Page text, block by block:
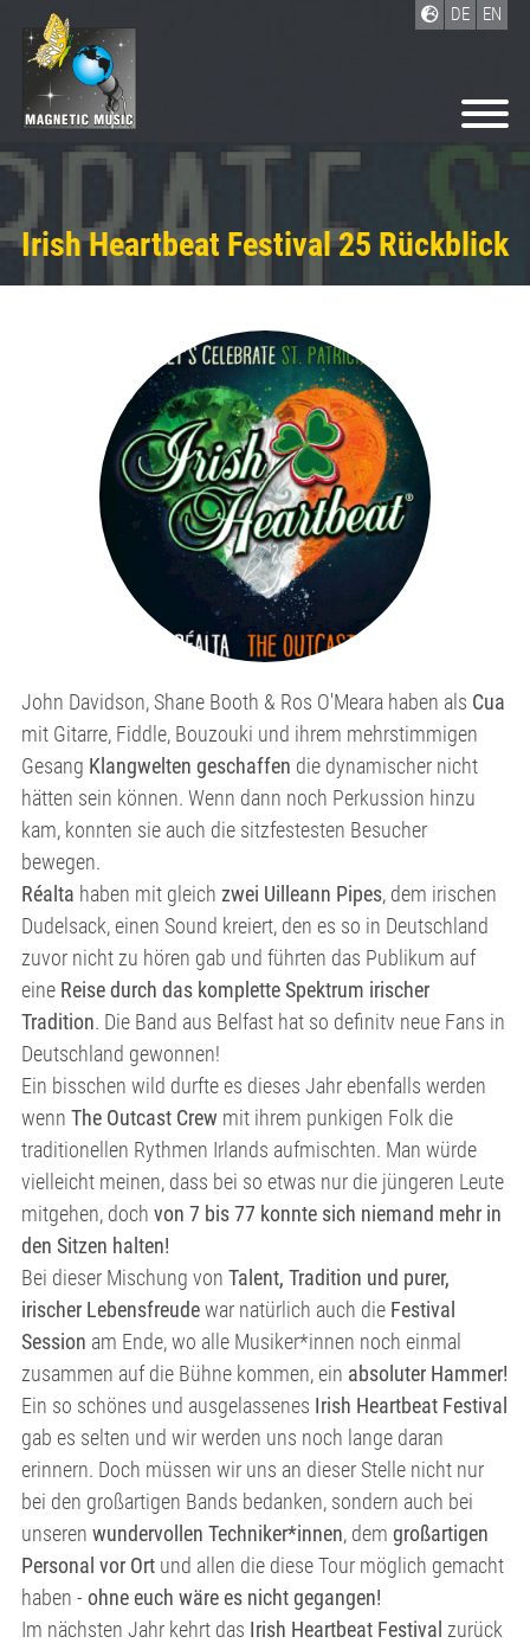
DE EN
Irish Heartbeat Festival 25 Rückblick
John Davidson, Shane Booth & Ros O'Meara haben als Cua
mit Gitarre, Fiddle, Bouzouki und ihrem mehrstimmigen
Gesang Klangwelten geschaffen die dynamischer nicht
hätten sein können. Wenn dann noch Perkussion hinzu
kam, konnten sie auch die sitzfestesten Besucher
bewegen.
Réalta haben mit gleich zwei Uilleann Pipes, dem irischen
Dudelsack, einen Sound kreiert, den es so in Deutschland
zuvor nicht zu hören gab und führten das Publikum auf
eine Reise durch das komplette Spektrum irischer
Tradition. Die Band aus Belfast hat so definitv neue Fans in
Deutschland gewonnen!
Ein bisschen wild durfte es dieses Jahr ebenfalls werden
wenn The Outcast Crew mit ihrem punkigen Folk die
traditionellen Rythmen Irlands aufmischten. Man würde
vielleicht meinen, dass bei so etwas nur die jüngeren Leute
mitgehen, doch von 7 bis 77 konnte sich niemand mehr in
den Sitzen halten!
Bei dieser Mischung von Talent, Tradition und purer,
irischer Lebensfreudewar natürlich auch die Festival
Session am Ende, wo alle Musiker*innen noch einmal
zusammen auf die Bühne kommen, ein absoluter Hammer!
Ein so schönes und ausgelassenes Irish Heartbeat Festival
gab es selten und wir werden uns noch lange daran
erinnern. Doch müssen wir uns an dieser Stelle nicht nur
bei den großartigen Bands bedanken, sondern auch bei
unseren wundervollen Techniker*innen, dem großartigen
Personal vor Ort und allen die diese Tour möglich gemacht
haben - ohne euch wäre es nicht gegangen!
Im nächsten Jahr kehrt das Irish Heartbeat Festival zurück